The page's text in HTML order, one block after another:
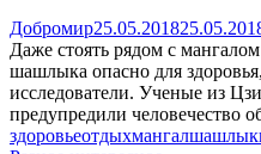
Добромир25.05.2018
Даже стоять рядом с
шашлыка опасно для
исследователи. Ученые из
предупредили человечество
здоровьеотдыхмангалшашлык